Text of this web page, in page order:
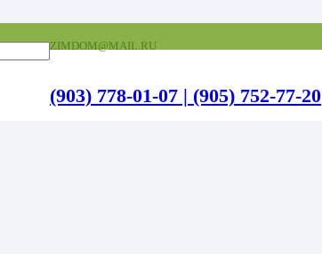
ZIMDOM@MAIL.RU
(903) 778-01-07 | (905) 752-77-20